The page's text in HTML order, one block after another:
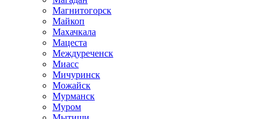
Магнитогорск
Майкоп
Махачкала
Мацеста
Междуреченск
Миасс
Мичуринск
Можайск
Мурманск
Муром